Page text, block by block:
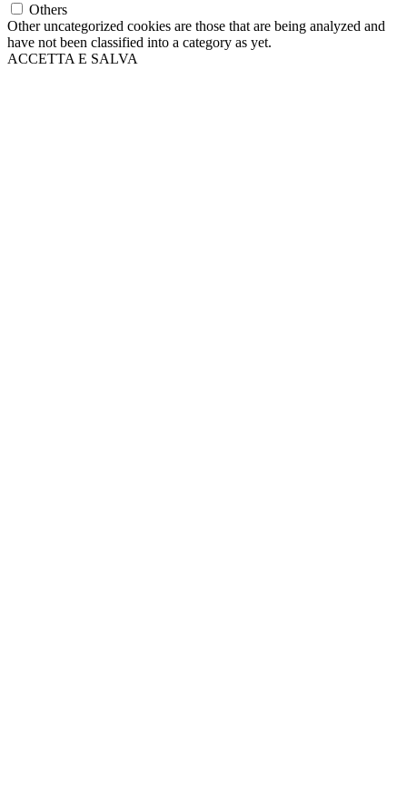
Others
Other uncategorized cookies are those that are being analyzed and
have not been classified into a category as yet.
ACCETTA E SALVA